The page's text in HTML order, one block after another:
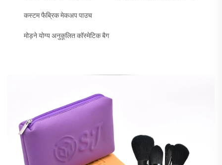
कस्टम फैब्रिक मेकअप पाउच
मोड़ने योग्य अनुकूलित कॉस्मेटिक बैग